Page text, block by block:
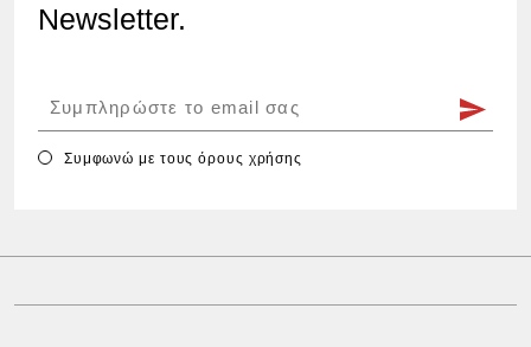
Newsletter.
Συμφωνώ με τουςόρους χρήσης